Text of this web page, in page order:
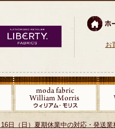
お
日（日）夏期休業中の対応・発送業